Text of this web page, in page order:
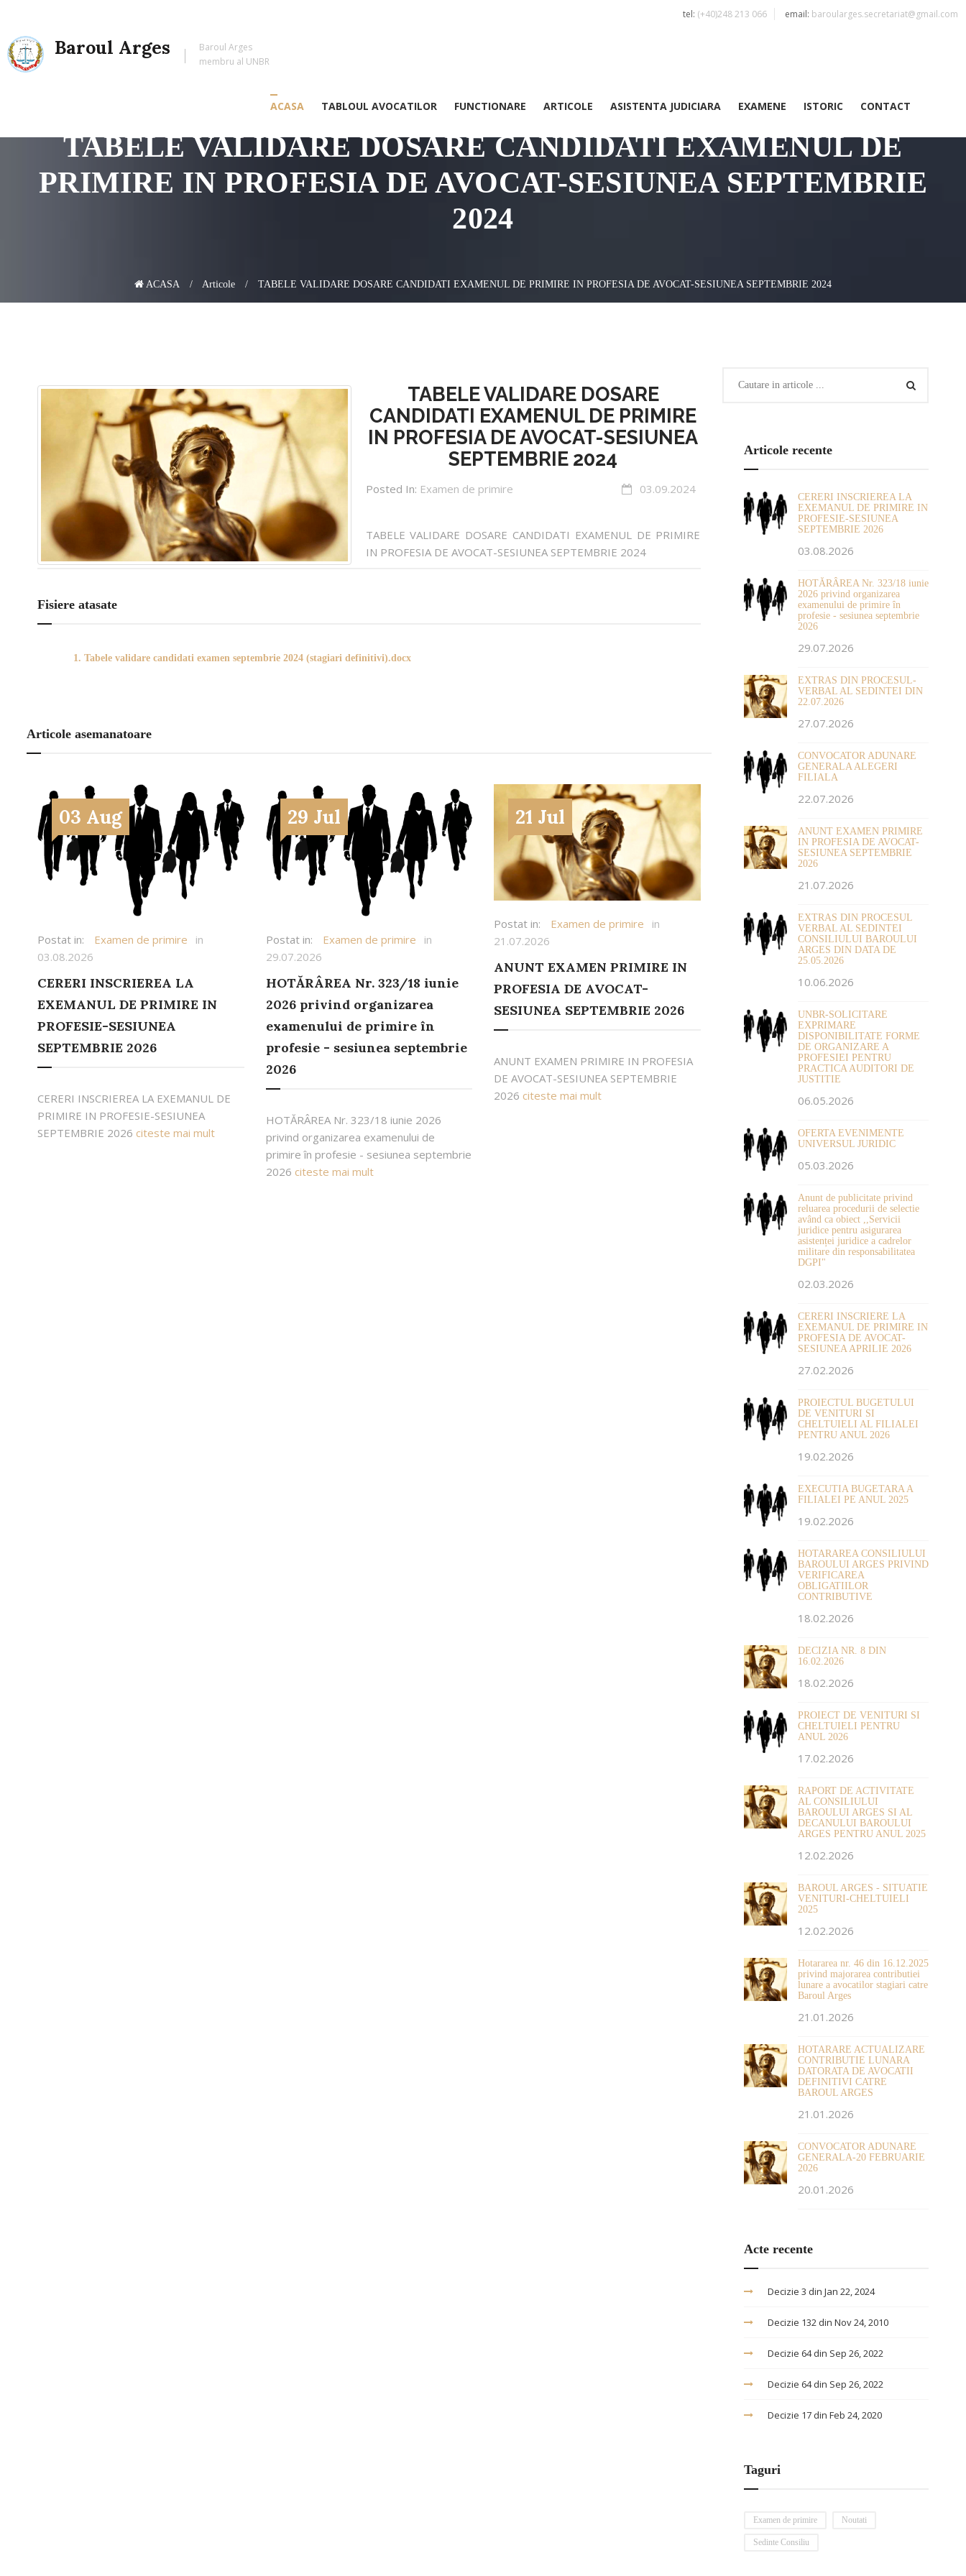
Baroul Arges
Baroul Arges
membru al UNBR
tel: (+40)248 213 066 email: baroularges.secretariat@gmail.com
ACASA TABLOUL AVOCATILOR FUNCTIONARE ARTICOLE ASISTENTA JUDICIARA EXAMENE ISTORIC CONTACT
TABELE VALIDARE DOSARE CANDIDATI EXAMENUL DE
PRIMIRE IN PROFESIA DE AVOCAT-SESIUNEA SEPTEMBRIE
2024
ACASA Articole TABELE VALIDARE DOSARE CANDIDATI EXAMENUL DE PRIMIRE IN PROFESIA DE AVOCAT-SESIUNEA SEPTEMBRIE 2024
TABELE VALIDARE DOSARE
CANDIDATI EXAMENUL DE PRIMIRE
IN PROFESIA DE AVOCAT-SESIUNEA
SEPTEMBRIE 2024
Posted In: Examen de primire 03.09.2024
TABELE VALIDARE DOSARE CANDIDATI EXAMENUL DE PRIMIRE
IN PROFESIA DE AVOCAT-SESIUNEA SEPTEMBRIE 2024
Fisiere atasate
1. Tabele validare candidati examen septembrie 2024 (stagiari definitivi).docx
Articole asemanatoare
03 Aug
Postat in: Examen de primire
in
03.08.2026
CERERI INSCRIEREA LA
EXEMANUL DE PRIMIRE IN
PROFESIE-SESIUNEA
SEPTEMBRIE 2026
CERERI INSCRIEREA LA EXEMANUL DE
PRIMIRE IN PROFESIE-SESIUNEA
SEPTEMBRIE 2026 citeste mai mult
29 Jul
Postat in: Examen de primire
in
29.07.2026
HOTĂRÂREA Nr. 323/18 iunie
2026 privind organizarea
examenului de primire în
profesie - sesiunea septembrie
2026
HOTĂRÂREA Nr. 323/18 iunie 2026
privind organizarea examenului de
primire în profesie - sesiunea septembrie
2026 citeste mai mult
21 Jul
Postat in: Examen de primire
in
21.07.2026
ANUNT EXAMEN PRIMIRE IN
PROFESIA DE AVOCAT-
SESIUNEA SEPTEMBRIE 2026
ANUNT EXAMEN PRIMIRE IN PROFESIA
DE AVOCAT-SESIUNEA SEPTEMBRIE
2026 citeste mai mult
Articole recente
CERERI INSCRIEREA LA
EXEMANUL DE PRIMIRE IN
PROFESIE-SESIUNEA
SEPTEMBRIE 2026
03.08.2026
HOTĂRÂREA Nr. 323/18 iunie
2026 privind organizarea
examenului de primire în
profesie - sesiunea septembrie
2026
29.07.2026
EXTRAS DIN PROCESUL-
VERBAL AL SEDINTEI DIN
22.07.2026
27.07.2026
CONVOCATOR ADUNARE
GENERALA ALEGERI
FILIALA
22.07.2026
ANUNT EXAMEN PRIMIRE
IN PROFESIA DE AVOCAT-
SESIUNEA SEPTEMBRIE
2026
21.07.2026
EXTRAS DIN PROCESUL
VERBAL AL SEDINTEI
CONSILIULUI BAROULUI
ARGES DIN DATA DE
25.05.2026
10.06.2026
UNBR-SOLICITARE
EXPRIMARE
DISPONIBILITATE FORME
DE ORGANIZARE A
PROFESIEI PENTRU
PRACTICA AUDITORI DE
JUSTITIE
06.05.2026
OFERTA EVENIMENTE
UNIVERSUL JURIDIC
05.03.2026
Anunt de publicitate privind
reluarea procedurii de selectie
având ca obiect ,,Servicii
juridice pentru asigurarea
asistenței juridice a cadrelor
militare din responsabilitatea
DGPI"
02.03.2026
CERERI INSCRIERE LA
EXEMANUL DE PRIMIRE IN
PROFESIA DE AVOCAT-
SESIUNEA APRILIE 2026
27.02.2026
PROIECTUL BUGETULUI
DE VENITURI SI
CHELTUIELI AL FILIALEI
PENTRU ANUL 2026
19.02.2026
EXECUTIA BUGETARA A
FILIALEI PE ANUL 2025
19.02.2026
HOTARAREA CONSILIULUI
BAROULUI ARGES PRIVIND
VERIFICAREA
OBLIGATIILOR
CONTRIBUTIVE
18.02.2026
DECIZIA NR. 8 DIN
16.02.2026
18.02.2026
PROIECT DE VENITURI SI
CHELTUIELI PENTRU
ANUL 2026
17.02.2026
RAPORT DE ACTIVITATE
AL CONSILIULUI
BAROULUI ARGES SI AL
DECANULUI BAROULUI
ARGES PENTRU ANUL 2025
12.02.2026
BAROUL ARGES - SITUATIE
VENITURI-CHELTUIELI
2025
12.02.2026
Hotararea nr. 46 din 16.12.2025
privind majorarea contributiei
lunare a avocatilor stagiari catre
Baroul Arges
21.01.2026
HOTARARE ACTUALIZARE
CONTRIBUTIE LUNARA
DATORATA DE AVOCATII
DEFINITIVI CATRE
BAROUL ARGES
21.01.2026
CONVOCATOR ADUNARE
GENERALA-20 FEBRUARIE
2026
20.01.2026
Acte recente
Decizie 3 din Jan 22, 2024
Decizie 132 din Nov 24, 2010
Decizie 64 din Sep 26, 2022
Decizie 64 din Sep 26, 2022
Decizie 17 din Feb 24, 2020
Taguri
Examen de primire Noutati
Sedinte Consiliu